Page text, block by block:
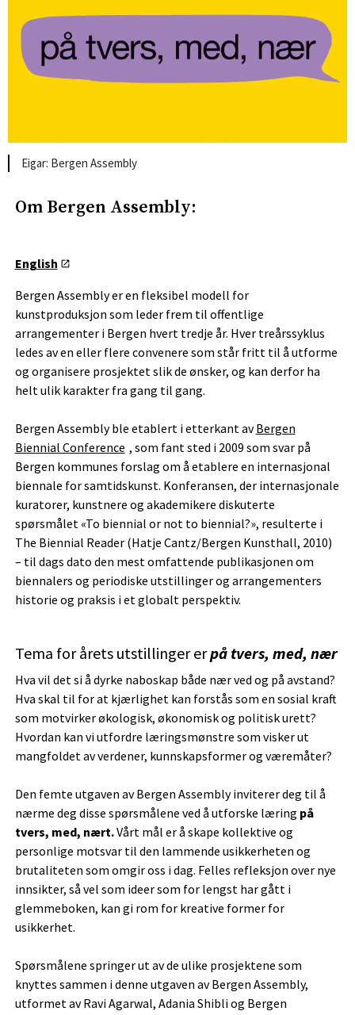
Bergen Assembly
Om Bergen Assembly:
English
Bergen Assembly er en fleksibel modell for
kunstproduksjon som leder frem til offentlige
arrangementer i Bergen hvert tredje år. Hver treårssyklus
ledes av en eller flere convenere som står fritt til å utforme
og organisere prosjektet slik de ønsker, og kan derfor ha
helt ulik karakter fra gang til gang.
Bergen Assembly ble etablert i etterkant avBergen
Biennial Conference , som fant sted i 2009 som svar på
Bergen kommunes forslag om å etablere en internasjonal
biennale for samtidskunst. Konferansen, der internasjonale
kuratorer, kunstnere og akademikere diskuterte
spørsmålet «To biennial or not to biennial?», resulterte i
The Biennial Reader (Hatje Cantz/Bergen Kunsthall, 2010)
– til dags dato den mest omfattende publikasjonen om
biennalers og periodiske utstillinger og arrangementers
historie og praksis i et globalt perspektiv.
Tema for årets utstillinger erpå tvers, med, nær
Hva vil det si å dyrke naboskap både nær ved og på avstand?
Hva skal til for at kjærlighet kan forstås som en sosial kraft
som motvirker økologisk, økonomisk og politisk urett?
Hvordan kan vi utfordre læringsmønstre som visker ut
mangfoldet av verdener, kunnskapsformer og væremåter?
Den femte utgaven av Bergen Assembly inviterer deg til å
nærme deg disse spørsmålene ved å utforske læring på
tvers, med, nært.Vårt mål er å skape kollektive og
personlige motsvar til den lammende usikkerheten og
brutaliteten som omgir oss i dag. Felles refleksjon over nye
innsikter, så vel som ideer som for lengst har gått i
glemmeboken, kan gi rom for kreative former for
usikkerhet.
Spørsmålene springer ut av de ulike prosjektene som
knyttes sammen i denne utgaven av Bergen Assembly,
utformet av Ravi Agarwal, Adania Shibli og Bergen